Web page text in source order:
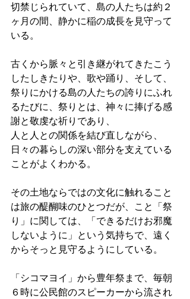
切禁じられていて、島の人たちは約２
ヶ月の間、静かに稲の成長を見守って
いる。
古くから脈々と引き継がれてきたこう
したしきたりや、歌や踊り、そして、
祭りにかける島の人たちの誇りにふれ
るたびに、祭りとは、神々に捧げる感
謝と敬虔な祈りであり、
人と人との関係を結び直しながら、
日々の暮らしの深い部分を支えている
ことがよくわかる。
その土地ならではの文化に触れること
は旅の醍醐味のひとつだが、こと「祭
り」に関しては、「できるだけお邪魔
しないように」という気持ちで、遠く
からそっと見守るようにしている。
「シコマヨイ」から豊年祭まで、毎朝
６時に公民館のスピーカーから流され